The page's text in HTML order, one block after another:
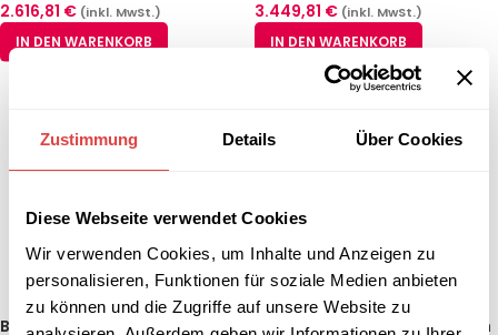
Zustimmung Details Über Cookies
Diese Webseite verwendet Cookies
Wir verwenden Cookies, um Inhalte und Anzeigen zu
personalisieren, Funktionen für soziale Medien anbieten
zu können und die Zugriffe auf unsere Website zu
2.616,81 € (inkl. MwSt.)
IN DEN WARENKORB
3.449,81 € (inkl. MwSt.)
IN DEN WARENKORB
Bain-Marie fahrbar BMPK-
Bain Marie fahrbar elektrisch